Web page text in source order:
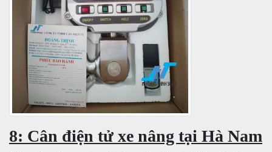
8: Cân điện tử xe nâng tại Hà Nam